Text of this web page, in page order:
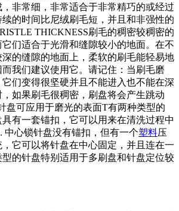
非常细，非常适合于非常精巧的或经过
的时间比尼绒刷毛短，并且和非强性的
THICKNESS刷毛的稠密较稠密的
们适合于光滑和缝隙较小的地面。在不
的缝隙的地面上，柔软的刷毛能轻易地
我们建议使用它。请记住：当刷毛磨
们变得很坚硬并且不能进入也不能在深
如果刷毛很稠密，刷盘将会产生跳动
盘可应用于磨光的表面T有两种类型的
有一套锚扣，它可以用来在清洗过程中
中心锁针盘没有锚扣，但有一个塑料压
它可以将针盘在中心固定，并且连在一
的针盘特别适用于多刷盘和针盘定位较